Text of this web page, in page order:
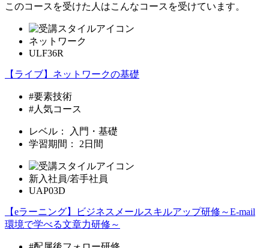
このコースを受けた人はこんなコースを受けています。
ネットワーク
ULF36R
【ライブ】ネットワークの基礎
#要素技術
#人気コース
レベル：
入門・基礎
学習期間：
2日間
新入社員/若手社員
UAP03D
【eラーニング】ビジネスメールスキルアップ研修～E-mail
環境で学べる文章力研修～